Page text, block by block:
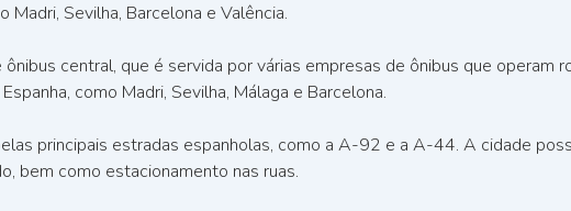
Madri, Sevilha, Barcelona e Valência.
central, que é servida por várias empresas de ônibus que operam
como Madri, Sevilha, Málaga e Barcelona.
principais estradas espanholas, como a A-92 e a A-44. A cidade
bem como estacionamento nas ruas.